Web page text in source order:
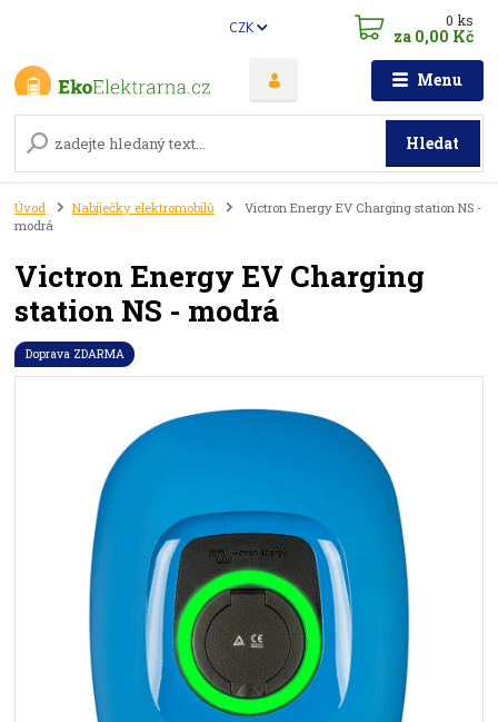
Menu
CZK
Hledat
0ks
za 0,00 Kč
Úvod Nabíječky elektromobilů
Victron Energy EV Charging station NS -
modrá
Victron Energy EV Charging
station NS - modrá
Doprava ZDARMA